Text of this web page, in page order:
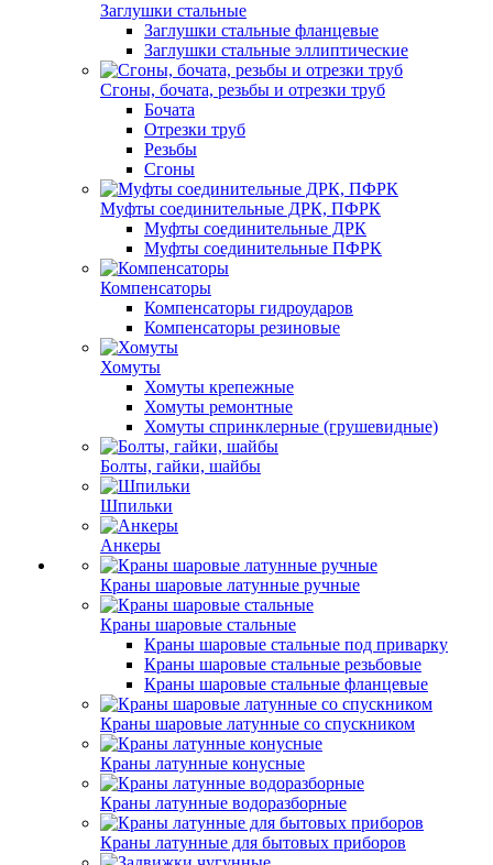
Заглушки стальные
Заглушки стальные фланцевые
Заглушки стальные эллиптические
Сгоны, бочата, резьбы и отрезки труб
Бочата
Отрезки труб
Резьбы
Сгоны
Муфты соединительные ДРК, ПФРК
Муфты соединительные ДРК
Муфты соединительные ПФРК
Компенсаторы
Компенсаторы гидроударов
Компенсаторы резиновые
Хомуты
Хомуты крепежные
Хомуты ремонтные
Хомуты спринклерные (грушевидные)
Болты, гайки, шайбы
Шпильки
Анкеры
Краны шаровые латунные ручные
Краны шаровые стальные
Краны шаровые стальные под приварку
Краны шаровые стальные резьбовые
Краны шаровые стальные фланцевые
Краны шаровые латунные со спускником
Краны латунные конусные
Краны латунные водоразборные
Краны латунные для бытовых приборов